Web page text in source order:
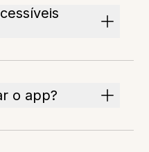
o app?